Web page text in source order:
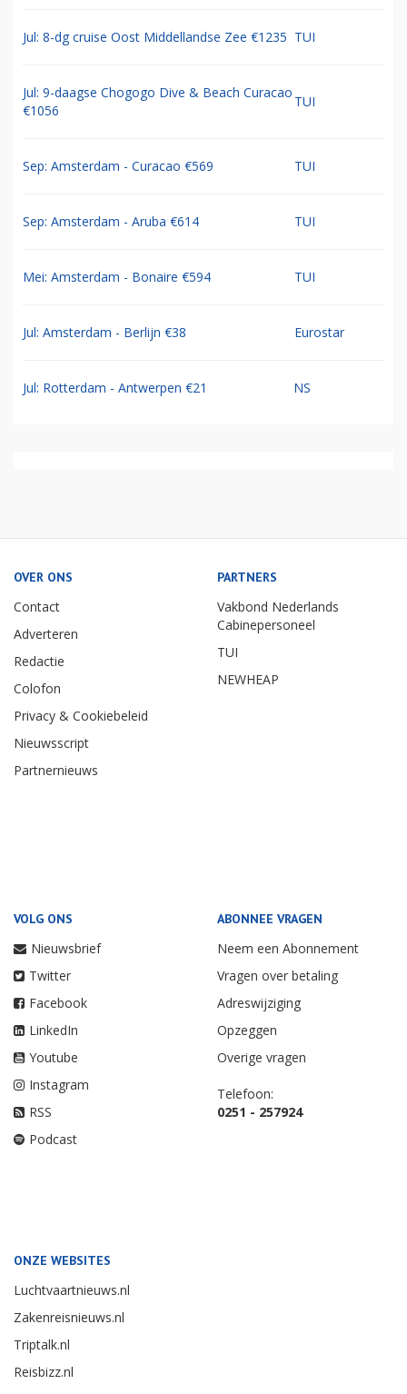
Jul: 8-dg cruise Oost Middellandse Zee €1235 TUI
Jul: 9-daagse Chogogo Dive & Beach Curacao
€1056
TUI
Sep: Amsterdam - Curacao €569 TUI
Sep: Amsterdam - Aruba €614 TUI
Mei: Amsterdam - Bonaire €594 TUI
Jul: Amsterdam - Berlijn €38 Eurostar
Jul: Rotterdam - Antwerpen €21 NS
OVER ONS
Contact
Adverteren
Redactie
Colofon
Privacy & Cookiebeleid
Nieuwsscript
Partnernieuws
PARTNERS
Vakbond Nederlands
Cabinepersoneel
TUI
NEWHEAP
VOLG ONS
Nieuwsbrief
Twitter
Facebook
LinkedIn
Youtube
Instagram
RSS
Podcast
ABONNEE VRAGEN
Neem een Abonnement
Vragen over betaling
Adreswijziging
Opzeggen
Overige vragen
Telefoon:
0251 - 257924
ONZE WEBSITES
Luchtvaartnieuws.nl
Zakenreisnieuws.nl
Triptalk.nl
Reisbizz.nl